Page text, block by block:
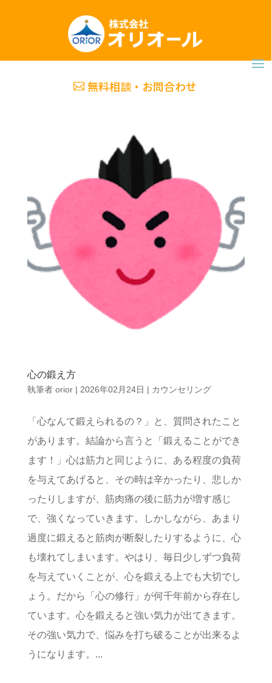
無料相談・お問合わせ
心の鍛え方
執筆者 orior| 2026年02月24日 | カウンセリング
「心なんて鍛えられるの？」と、質問されたこと
があります。結論から言うと「鍛えることができ
ます！」心は筋力と同じように、ある程度の負荷
を与えてあげると、その時は辛かったり、悲しか
ったりしますが、筋肉痛の後に筋力が増す感じ
で、強くなっていきます。しかしながら、あまり
過度に鍛えると筋肉が断裂したりするように、心
も壊れてしまいます。やはり、毎日少しずつ負荷
を与えていくことが、心を鍛える上でも大切でし
ょう。だから「心の修行」が何千年前から存在し
ています。心を鍛えると強い気力が出てきます。
その強い気力で、悩みを打ち破ることが出来るよ
うになります。...